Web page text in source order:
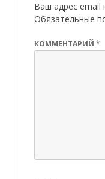
Ваш адрес email
Обязательные
КОММЕНТАРИЙ *